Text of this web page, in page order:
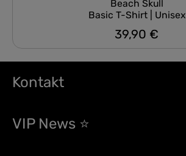
Beach Skull
Basic T-Shirt | Unisex
Regulärer Preis:
39,90 €
Kontakt
VIP News ⭐